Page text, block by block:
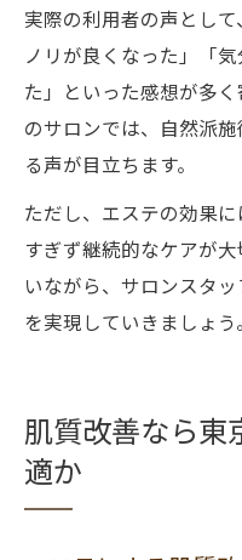
実際の利用者の声とし
ノリが良くなった」「
た」といった感想が多
のサロンでは、自然派
る声が目立ちます。
ただし、エステの効果
すぎず継続的なケアが
いながら、サロンスタ
を実現していきましょう。
肌質改善なら東
適か